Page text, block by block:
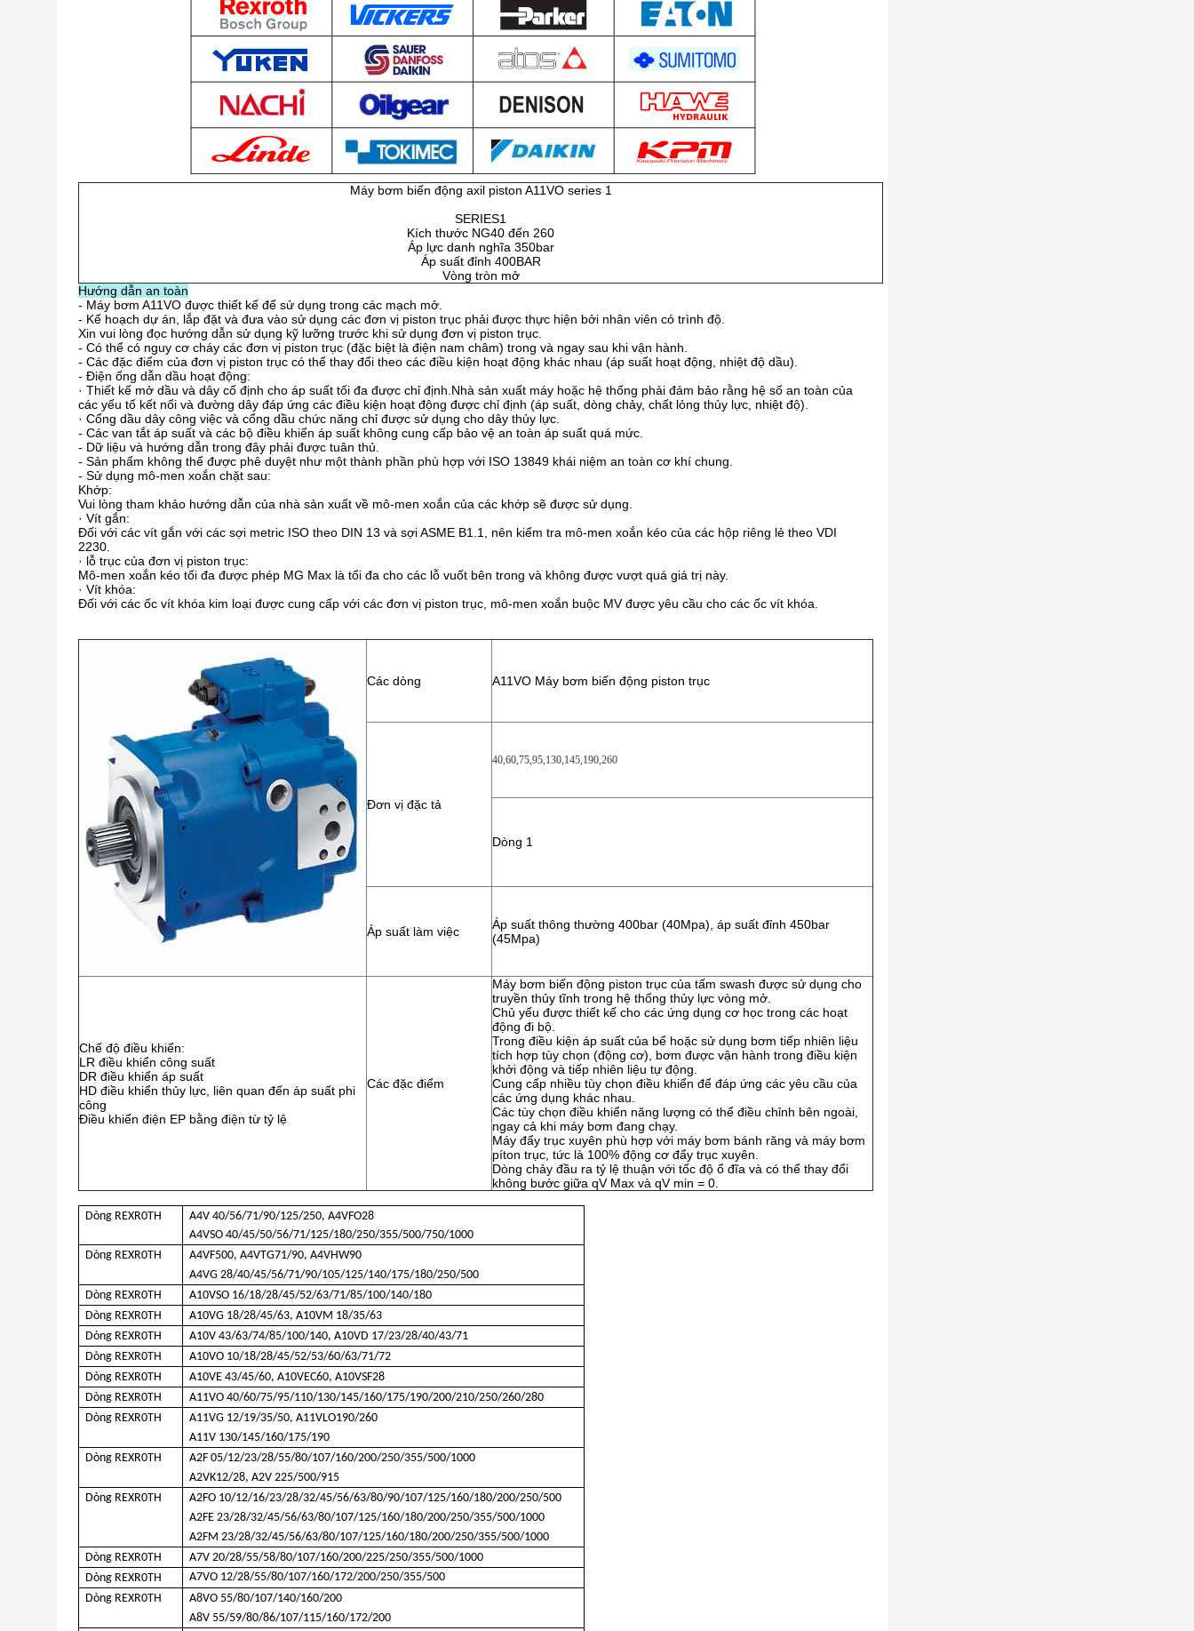
Máy bơm biến động axil piston A11VO series 1
SERIES1
Kích thước NG40 đến 260
Áp lực danh nghĩa 350bar
Áp suất đỉnh 400BAR
Vòng tròn mở
Hướng dẫn an toàn
- Máy bơm A11VO được thiết kế để sử dụng trong các mạch mở.
- Kế hoạch dự án, lắp đặt và đưa vào sử dụng các đơn vị piston trục phải được thực hiện bởi nhân viên có trình độ.
Xin vui lòng đọc hướng dẫn sử dụng kỹ lưỡng trước khi sử dụng đơn vị piston trục.
- Có thể có nguy cơ cháy các đơn vị piston trục (đặc biệt là điện nam châm) trong và ngay sau khi vận hành.
- Các đặc điểm của đơn vị piston trục có thể thay đổi theo các điều kiện hoạt động khác nhau (áp suất hoạt động, nhiệt độ dầu).
- Điện ống dẫn dầu hoạt động:
· Thiết kế mở dầu và dây cố định cho áp suất tối đa được chỉ định.Nhà sản xuất máy hoặc hệ thống phải đảm bảo rằng hệ số an toàn của
các yếu tố kết nối và đường dây đáp ứng các điều kiện hoạt động được chỉ định (áp suất, dòng chảy, chất lỏng thủy lực, nhiệt độ).
· Cổng dầu dây công việc và cổng dầu chức năng chỉ được sử dụng cho dây thủy lực.
- Các van tắt áp suất và các bộ điều khiển áp suất không cung cấp bảo vệ an toàn áp suất quá mức.
- Dữ liệu và hướng dẫn trong đây phải được tuân thủ.
- Sản phẩm không thể được phê duyệt như một thành phần phù hợp với ISO 13849 khái niệm an toàn cơ khí chung.
- Sử dụng mô-men xoắn chặt sau:
Khớp:
Vui lòng tham khảo hướng dẫn của nhà sản xuất về mô-men xoắn của các khớp sẽ được sử dụng.
· Vít gắn:
Đối với các vít gắn với các sợi metric ISO theo DIN 13 và sợi ASME B1.1, nên kiểm tra mô-men xoắn kéo của các hộp riêng lẻ theo VDI
2230.
· lỗ trục của đơn vị piston trục:
Mô-men xoắn kéo tối đa được phép MG Max là tối đa cho các lỗ vuốt bên trong và không được vượt quá giá trị này.
· Vít khóa:
Đối với các ốc vít khóa kim loại được cung cấp với các đơn vị piston trục, mô-men xoắn buộc MV được yêu cầu cho các ốc vít khóa.
Các dòng A11VO Máy bơm biến động piston trục
Đơn vị đặc tả
40,60,75,95,130,145,190,260
Dòng 1
Áp suất làm việc
Áp suất thông thường 400bar (40Mpa), áp suất đỉnh 450bar
(45Mpa)
Chế độ điều khiển:
LR điều khiển công suất
DR điều khiển áp suất
HD điều khiển thủy lực, liên quan đến áp suất phi
công
Điều khiển điện EP bằng điện từ tỷ lệ
Các đặc điểm
Máy bơm biến động piston trục của tấm swash được sử dụng cho
truyền thủy tĩnh trong hệ thống thủy lực vòng mở.
Chủ yếu được thiết kế cho các ứng dụng cơ học trong các hoạt
động đi bộ.
Trong điều kiện áp suất của bể hoặc sử dụng bơm tiếp nhiên liệu
tích hợp tùy chọn (động cơ), bơm được vận hành trong điều kiện
khởi động và tiếp nhiên liệu tự động.
Cung cấp nhiều tùy chọn điều khiển để đáp ứng các yêu cầu của
các ứng dụng khác nhau.
Các tùy chọn điều khiển năng lượng có thể điều chỉnh bên ngoài,
ngay cả khi máy bơm đang chạy.
Máy đẩy trục xuyên phù hợp với máy bơm bánh răng và máy bơm
píton trục, tức là 100% động cơ đẩy trục xuyên.
Dòng chảy đầu ra tỷ lệ thuận với tốc độ ổ đĩa và có thể thay đổi
không bước giữa qV Max và qV min = 0.
Dòng REXR0TH
A4V 40/56/71/90/125/250, A4VFO28
A4VSO 40/45/50/56/71/125/180/250/355/500/750/1000
Dòng REXR0TH
A4VF500, A4VTG71/90, A4VHW90
A4VG 28/40/45/56/71/90/105/125/140/175/180/250/500
Dòng REXR0TH
A10VSO 16/18/28/45/52/63/71/85/100/140/180
Dòng REXR0TH
A10VG 18/28/45/63, A10VM 18/35/63
Dòng REXR0TH
A10V 43/63/74/85/100/140, A10VD 17/23/28/40/43/71
Dòng REXR0TH
A10VO 10/18/28/45/52/53/60/63/71/72
Dòng REXR0TH
A10VE 43/45/60, A10VEC60, A10VSF28
Dòng REXR0TH
A11VO 40/60/75/95/110/130/145/160/175/190/200/210/250/260/280
Dòng REXR0TH
A11VG 12/19/35/50, A11VLO190/260
A11V 130/145/160/175/190
Dòng REXR0TH
A2F 05/12/23/28/55/80/107/160/200/250/355/500/1000
A2VK12/28, A2V 225/500/915
Dòng REXR0TH
A2FO 10/12/16/23/28/32/45/56/63/80/90/107/125/160/180/200/250/500
A2FE 23/28/32/45/56/63/80/107/125/160/180/200/250/355/500/1000
A2FM 23/28/32/45/56/63/80/107/125/160/180/200/250/355/500/1000
Dòng REXR0TH
A7V 20/28/55/58/80/107/160/200/225/250/355/500/1000
Dòng REXR0TH
A7VO 12/28/55/80/107/160/172/200/250/355/500
Dòng REXR0TH
A8VO 55/80/107/140/160/200
A8V 55/59/80/86/107/115/160/172/200